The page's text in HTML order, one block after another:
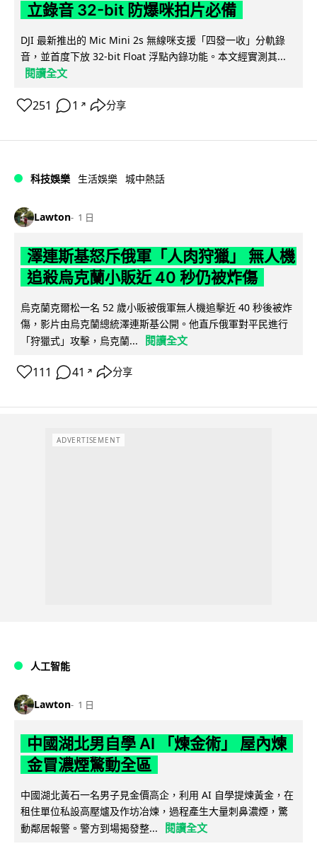
立錄音 32-bit 防爆咪拍片必備
DJI 最新推出的 Mic Mini 2s 無線咪支援「四發一收」分軌錄
音，並首度下放 32-bit Float 浮點內錄功能。本文經實測其...
閱讀全文
251 1 ↗ 分享
科技娛樂 生活娛樂 城中熱話
Lawton 1 日
澤連斯基怒斥俄軍「人肉狩獵」 無人機
追殺烏克蘭小販近 40 秒仍被炸傷
烏克蘭克爾松一名 52 歲小販被俄軍無人機追擊近 40 秒後被炸
傷，影片由烏克蘭總統澤連斯基公開。他直斥俄軍對平民進行
「狩獵式」攻擊，烏克蘭...
閱讀全文
111 41 ↗ 分享
ADVERTISEMENT
人工智能
Lawton 1 日
中國湖北男自學 AI 「煉金術」 屋內煉
金冒濃煙驚動全區
中國湖北黃石一名男子見金價高企，利用 AI 自學提煉黃金，在
租住單位私設高壓爐及作坊冶煉，過程產生大量刺鼻濃煙，驚
動鄰居報警。警方到場揭發整...
閱讀全文